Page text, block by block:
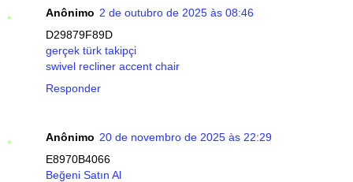
Anônimo 2 de outubro de 2025 às 08:46
D29879F89D
gerçek türk takipçi
swivel recliner accent chair
Responder
Anônimo 20 de novembro de 2025 às 22:29
E8970B4066
Beğeni Satın Al